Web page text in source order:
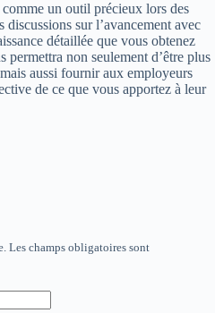
un outil précieux lors des
discussions sur l’avancement avec
détaillée que vous obtenez
permettra non seulement d’être plus
aussi fournir aux employeurs
de ce que vous apportez à leur
Les champs obligatoires sont